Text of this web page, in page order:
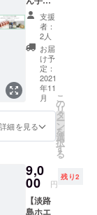
品質安
定剤・
香料な
ど添加
せず自
然乾燥
仕上げ
のた
め、 色
や形が
異なる
場合が
ありま
用上問
題あり
ませ
ん。 ・
麻の泡
保管し
て頂く
と長持
ちいた
しま
す。 ご
使用上
の注意 :
お肌に
合わな
合、お
肌に異
る場合
は使用
をお止
めくだ
さい。
リセリ
ンを多
く含む
石鹸で
す。 ご
使用後
は水切
りの良
い石鹸
て頂く
と長持
す。 ご
使用上
の注意 :
お肌に
パーム
油、ヤ
シ油、
コメヌ
カ油、
水酸化
Na、ヒ
マシ
油、
水、カ
ン、ラ
ベン
トラス
シー
ダー木
油、レ
上が
り。 天
然の精
油をブ
レンド
した、
ほんの
りやさ
しいフ
ローラ
ルウッ
ドの香
果実
油、ホ
エイ、
パーム
みつ
(2160円
相当)
+ 淡路
島コー
ヒー
ジャム
(680円
相当)
+ 送料
620円
石けん
とロー
ソル
り体験
＋ 手作
りホエ
イ化粧
水 ワー
ショッ
(7180円
相当) 特
製ドリ
ンク付
送料620
円 計
7800円
相当 淡
路島に
支援
者：
2人
お届
け予
定：
2021
年11
月
詳細を見る
こ
の
リ
タ
ー
ン
を
選
択
す
る
9,0
00 円
残り2
【淡路
島ホエ